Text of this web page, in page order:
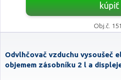
kúpiť
Obj.č.
Odvlhčovač vzduchu vysoušeč
objemem zásobníku 2 l a